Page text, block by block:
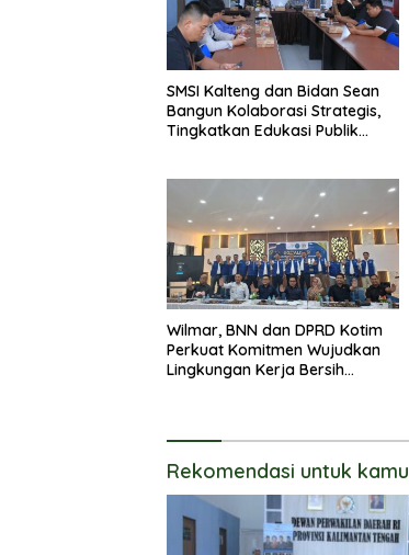
SMSI Kalteng dan Bidan Sean
Bangun Kolaborasi Strategis,
Tingkatkan Edukasi Publik
Wilmar, BNN dan DPRD Kotim
Perkuat Komitmen Wujudkan
Lingkungan Kerja Bersih
Rekomendasi untuk kamu